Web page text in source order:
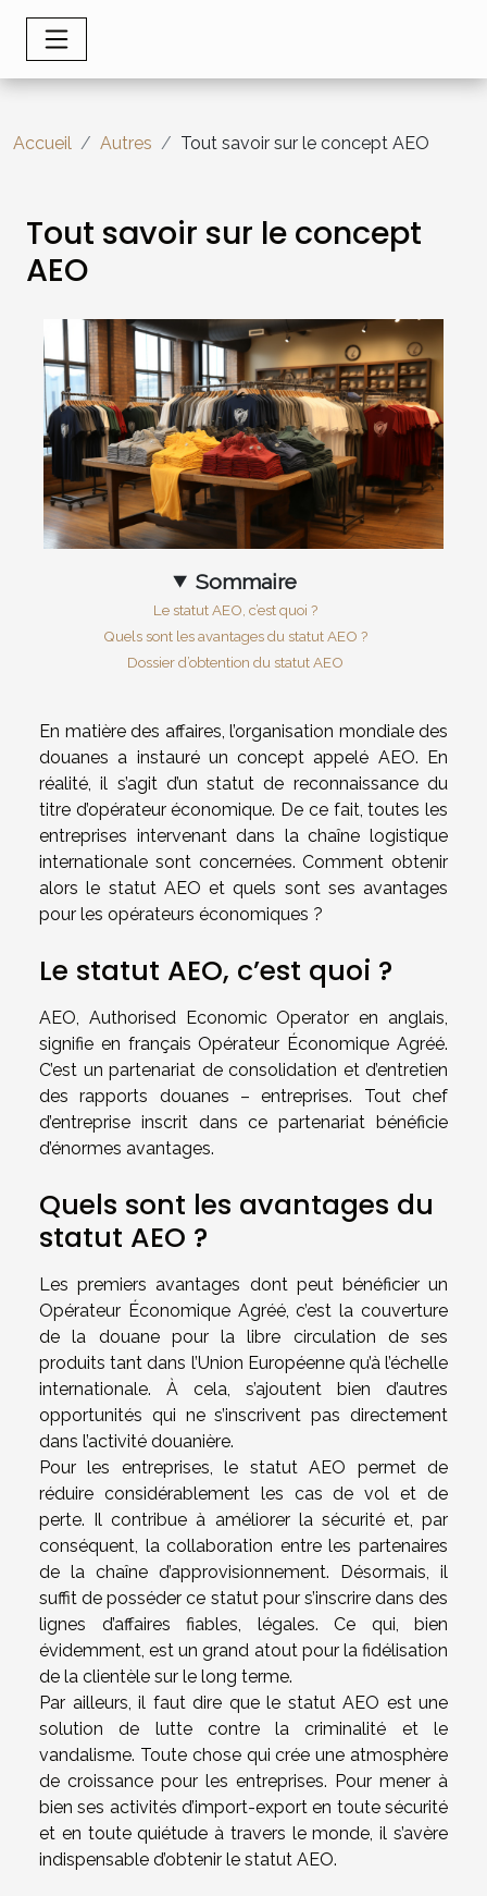
Accueil Autres Tout savoir sur le concept AEO
Tout savoir sur le concept
AEO
Sommaire
Le statut AEO, c’est quoi ?
Quels sont les avantages du statut AEO ?
Dossier d’obtention du statut AEO
En matière des affaires, l’organisation mondiale des
douanes a instauré un concept appelé AEO. En
réalité, il s’agit d’un statut de reconnaissance du
titre d’opérateur économique. De ce fait, toutes les
entreprises intervenant dans la chaîne logistique
internationale sont concernées. Comment obtenir
alors le statut AEO et quels sont ses avantages
pour les opérateurs économiques ?
Le statut AEO, c’est quoi ?
AEO, Authorised Economic Operator en anglais,
signifie en français Opérateur Économique Agréé.
C’est un partenariat de consolidation et d’entretien
des rapports douanes – entreprises. Tout chef
d’entreprise inscrit dans ce partenariat bénéficie
d’énormes avantages.
Quels sont les avantages du
statut AEO ?
Les premiers avantages dont peut bénéficier un
Opérateur Économique Agréé, c’est la couverture
de la douane pour la libre circulation de ses
produits tant dans l’Union Européenne qu’à l’échelle
internationale. À cela, s’ajoutent bien d’autres
opportunités qui ne s’inscrivent pas directement
dans l’activité douanière.
Pour les entreprises, le statut AEO permet de
réduire considérablement les cas de vol et de
perte. Il contribue à améliorer la sécurité et, par
conséquent, la collaboration entre les partenaires
de la chaîne d’approvisionnement. Désormais, il
suffit de posséder ce statut pour s’inscrire dans des
lignes d’affaires fiables, légales. Ce qui, bien
évidemment, est un grand atout pour la fidélisation
de la clientèle sur le long terme.
Par ailleurs, il faut dire que le statut AEO est une
solution de lutte contre la criminalité et le
vandalisme. Toute chose qui crée une atmosphère
de croissance pour les entreprises. Pour mener à
bien ses activités d’import-export en toute sécurité
et en toute quiétude à travers le monde, il s’avère
indispensable d’obtenir le statut AEO.